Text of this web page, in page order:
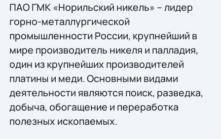
ПАО ГМК «Норильский никель» – лидер
горно-металлургической
промышленности России, крупнейший в
мире производитель никеля и палладия,
один из крупнейших производителей
платины и меди. Основными видами
деятельности являются поиск, разведка,
добыча, обогащение и переработка
полезных ископаемых.